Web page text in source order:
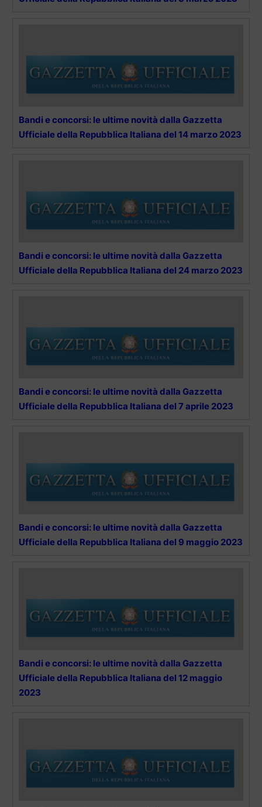
Bandi e concorsi: le ultime novità dalla Gazzetta
Ufficiale della Repubblica Italiana del 14 marzo 2023
Bandi e concorsi: le ultime novità dalla Gazzetta
Ufficiale della Repubblica Italiana del 24 marzo 2023
Bandi e concorsi: le ultime novità dalla Gazzetta
Ufficiale della Repubblica Italiana del 7 aprile 2023
Bandi e concorsi: le ultime novità dalla Gazzetta
Ufficiale della Repubblica Italiana del 9 maggio 2023
Bandi e concorsi: le ultime novità dalla Gazzetta
Ufficiale della Repubblica Italiana del 12 maggio
2023